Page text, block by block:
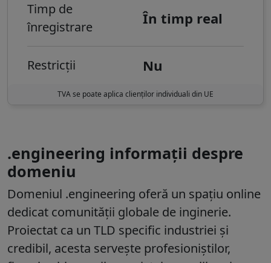
Timp de
înregistrare
În timp real
Restricții Nu
TVA se poate aplica clienților individuali din UE
.engineering informații despre
domeniu
Domeniul .engineering oferă un spațiu online
dedicat comunității globale de inginerie.
Proiectat ca un TLD specific industriei și
credibil, acesta servește profesioniștilor,